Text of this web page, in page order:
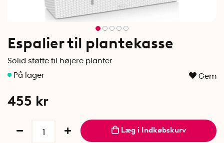
Espalier til plantekasse
Solid støtte til højere planter
Gem
455 kr
Læg i Indkøbskurv